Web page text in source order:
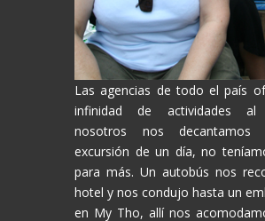
Las agencias de todo el país
infinidad de actividades al
nosotros nos
excursión de un día, no
para más. Un autobús nos
hotel y nos condujo hasta un
en My Tho, allí nos